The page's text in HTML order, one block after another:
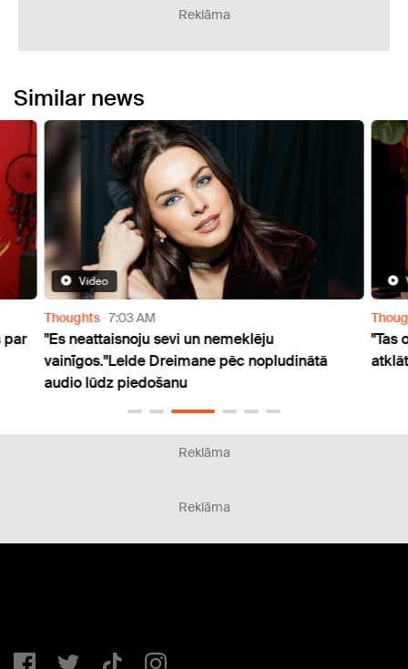
Reklāma
Similar news
par
Video
Thoughts 7:03 AM
"Es neattaisnoju sevi un nemeklēju
vainīgos."Lelde Dreimane pēc nopludinātā
audio lūdz piedošanu
"Tas
Reklāma
Reklāma